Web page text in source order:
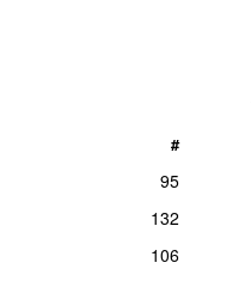
#
95
132
106